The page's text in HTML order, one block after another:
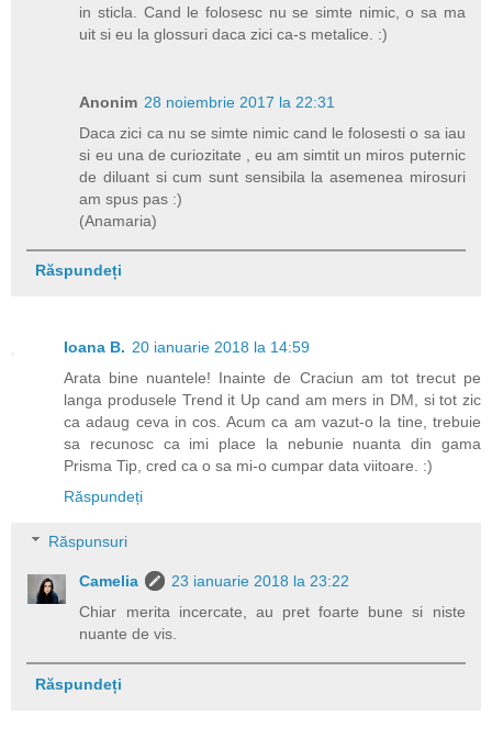
in sticla. Cand le folosesc nu se simte nimic, o sa ma
uit si eu la glossuri daca zici ca-s metalice. :)
Anonim 28 noiembrie 2017 la 22:31
Daca zici ca nu se simte nimic cand le folosesti o sa iau
si eu una de curiozitate , eu am simtit un miros puternic
de diluant si cum sunt sensibila la asemenea mirosuri
am spus pas :)
(Anamaria)
Răspundeți
Ioana B. 20 ianuarie 2018 la 14:59
Arata bine nuantele! Inainte de Craciun am tot trecut pe
langa produsele Trend it Up cand am mers in DM, si tot zic
ca adaug ceva in cos. Acum ca am vazut-o la tine, trebuie
sa recunosc ca imi place la nebunie nuanta din gama
Prisma Tip, cred ca o sa mi-o cumpar data viitoare. :)
Răspundeți
Răspunsuri
Camelia
23 ianuarie 2018 la 23:22
Chiar merita incercate, au pret foarte bune si niste
nuante de vis.
Răspundeți